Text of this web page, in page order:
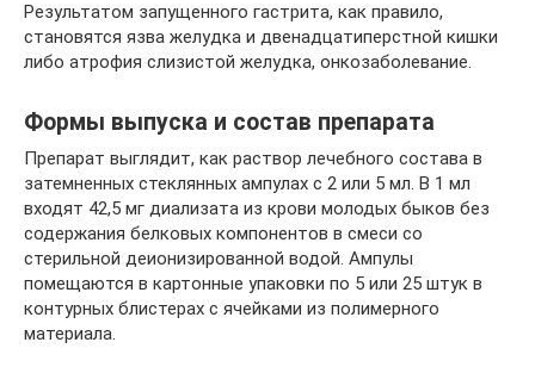
Результатом запущенного гастрита, как правило,
становятся язва желудка и двенадцатиперстной кишки
либо атрофия слизистой желудка, онкозаболевание.
Формы выпуска и состав препарата
Препарат выглядит, как раствор лечебного состава в
затемненных стеклянных ампулах с 2 или 5 мл. В 1 мл
входят 42,5 мг диализата из крови молодых быков без
содержания белковых компонентов в смеси со
стерильной деионизированной водой. Ампулы
помещаются в картонные упаковки по 5 или 25 штук в
контурных блистерах с ячейками из полимерного
материала.